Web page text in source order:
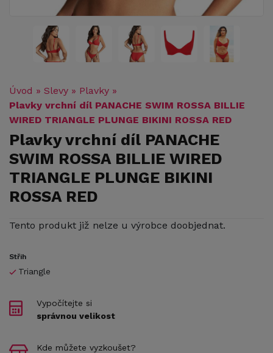
Úvod » Slevy » Plavky »
Plavky vrchní díl PANACHE SWIM ROSSA BILLIE
WIRED TRIANGLE PLUNGE BIKINI ROSSA RED
Plavky vrchní díl PANACHE
SWIM ROSSA BILLIE WIRED
TRIANGLE PLUNGE BIKINI
ROSSA RED
Tento produkt již nelze u výrobce doobjednat.
Střih
Triangle
Vypočítejte si
správnou velikost
Kde můžete vyzkoušet?